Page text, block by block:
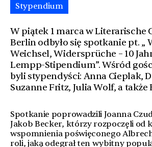
Stypendium
W piątek 1 marca w Literarische
Berlin odbyło się spotkanie pt. „
Weichsel, Widersprüche – 10
Lempp-Stipendium”. Wśród
byli stypendyści: Anna Cieplak,
Suzanne Fritz, Julia Wolf, a także
Spotkanie poprowadzili Joanna
Jakob Becker, którzy rozpoczęli od
wspomnienia poświęconego
roli, jaką odegrał ten wybitny